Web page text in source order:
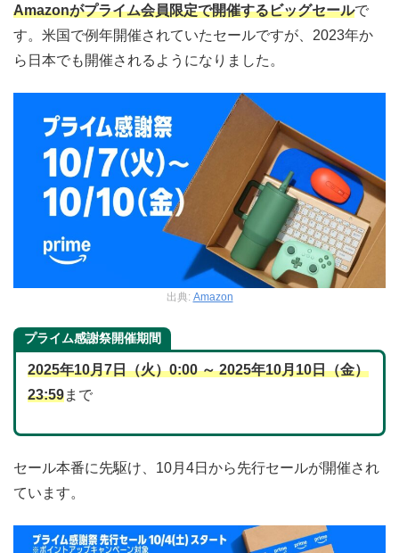
Amazonがプライム会員限定で開催するビッグセールで
す。米国で例年開催されていたセールですが、2023年か
ら日本でも開催されるようになりました。
出典: Amazon
プライム感謝祭開催期間
2025年10月7日（火）0:00 ～ 2025年10月10日（金）
23:59まで
セール本番に先駆け、10月4日から先行セールが開催され
ています。